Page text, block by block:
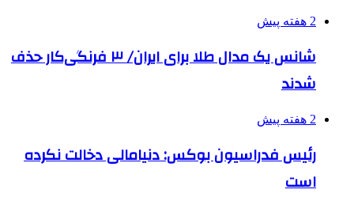
2 هفته پیش
شانس یک مدال طلا برای ایران/ ۳ فرنگی‌کار حذف
شدند
2 هفته پیش
رئیس فدراسیون بوکس: دنیامالی دخالت نکرده
است